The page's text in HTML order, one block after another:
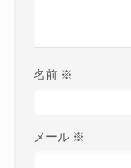
名前 ※
メール ※